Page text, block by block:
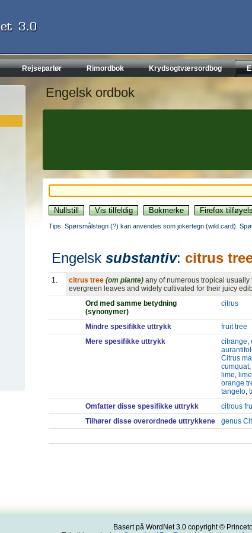
Rejseparlør Rimordbok Krydsogtværsordbog
Engelsk ordbok
Tips: Spørsmålstegn (?) kan anvendes som jokertegn (wild card).
Engelsk substantiv: citrus
1. citrus tree (om plante) any of numerous tropical
evergreen leaves and widely cultivated for their juicy
Ord med samme betydning
(synonymer)
citrus
Mindre spesifikke uttrykk
fruit tree
Mere spesifikke uttrykk
citrange,
Citrus
cumquat,
lime,
orange
tangelo,
Omfatter disse spesifikke uttrykk
citrous
Tilhører disse overordnede uttrykkene
genus
Basert på WordNet 3.0 copyright ©